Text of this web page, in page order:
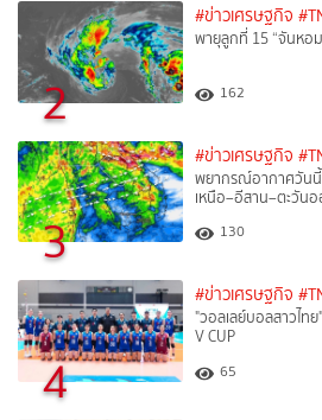
2
#ข่าวเศรษฐกิจ
พายุลูกที่ 15 “จันหอ
162
3
#ข่าวเศรษฐกิจ
พยากรณ์อากาศวันนี้
เหนือ–อีสาน–ตะวัน
130
4
#ข่าวเศรษฐกิจ
"วอลเลย์บอลสาวไท
V CUP
65